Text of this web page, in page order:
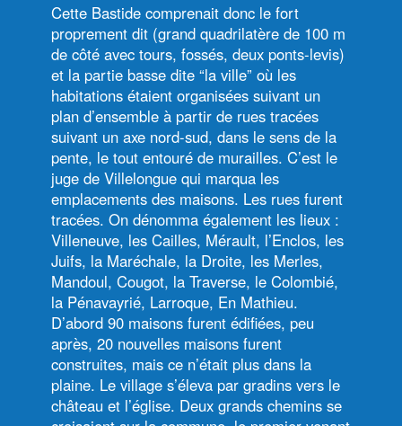
Cette Bastide comprenait donc le fort
proprement dit (grand quadrilatère de 100 m
de côté avec tours, fossés, deux ponts-levis)
et la partie basse dite “la ville” où les
habitations étaient organisées suivant un
plan d’ensemble à partir de rues tracées
suivant un axe nord-sud, dans le sens de la
pente, le tout entouré de murailles. C’est le
juge de Villelongue qui marqua les
emplacements des maisons. Les rues furent
tracées. On dénomma également les lieux :
Villeneuve, les Cailles, Mérault, l’Enclos, les
Juifs, la Maréchale, la Droite, les Merles,
Mandoul, Cougot, la Traverse, le Colombié,
la Pénavayrié, Larroque, En Mathieu.
D’abord 90 maisons furent édifiées, peu
après, 20 nouvelles maisons furent
construites, mais ce n’était plus dans la
plaine. Le village s’éleva par gradins vers le
château et l’église. Deux grands chemins se